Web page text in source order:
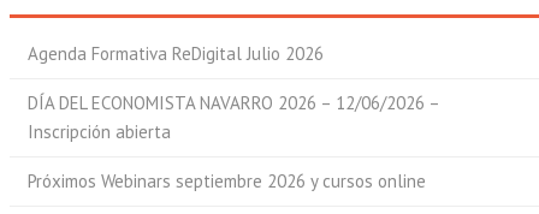
Agenda Formativa ReDigital Julio 2026
DÍA DEL ECONOMISTA NAVARRO 2026 – 12/06/2026 –
Inscripción abierta
Próximos Webinars septiembre 2026 y cursos online